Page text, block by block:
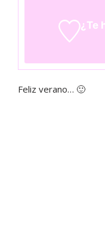
¿Te
Feliz verano… 🙂